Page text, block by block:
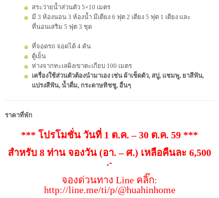
สระว่ายน้ำส่วนตัว 5×10 เมตร
มี 3 ห้องนอน 3 ห้องน้ำ มีเตียง 6 ฟุต 2 เตียง 5 ฟุต 1 เตียง และ
ที่นอนเสริม 5 ฟุต 3 ชุด
ที่จอดรถ จอดได้ 4 คัน
ตู้เย็น
ห่างจากทะเลฝั่งเขาตะเกียบ 100 เมตร
เครื่องใช้ส่วนตัวต้องนำมาเอง เช่น ผ้าเช็ดตัว, สบู่, แชมพู, ยาสีฟัน,
แปรงสีฟัน, น้ำดื่ม, กระดาษทิชชู, อื่นๆ
ราคาที่พัก
*** โปรโมชั่น วันที่ 1 ต.ค. – 30 ต.ค. 59 ***
สำหรับ 8 ท่าน จองวัน (อา. – ศ.) เหลือคืนละ 6,500
.-
จองด่วนทาง Line คลิ๊ก:
http://line.me/ti/p/@huahinhome